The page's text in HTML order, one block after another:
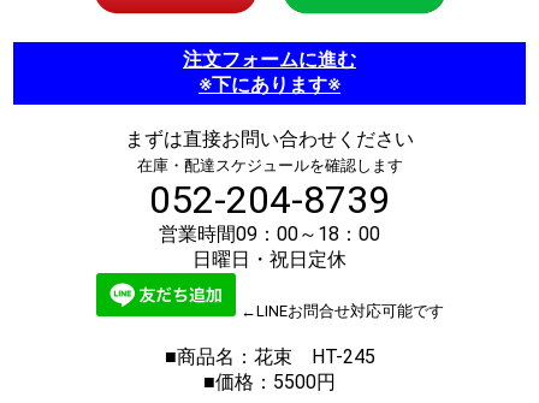
注文フォームに進む
※下にあります※
まずは直接お問い合わせください
在庫・配達スケジュールを確認します
052-204-8739
営業時間09：00～18：00
日曜日・祝日定休
←LINEお問合せ対応可能です
■商品名：花束 HT-245
■価格：5500円